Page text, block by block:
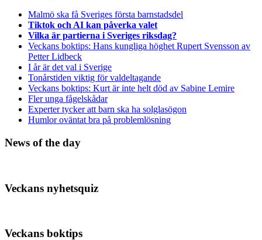
Malmö ska få Sveriges första barnstadsdel
Tiktok och AI kan påverka valet
Vilka är partierna i Sveriges riksdag?
Veckans boktips: Hans kungliga höghet Rupert Svensson av
Petter Lidbeck
I år är det val i Sverige
Tonårstiden viktig för valdeltagande
Veckans boktips: Kurt är inte helt död av Sabine Lemire
Fler unga fågelskådar
Experter tycker att barn ska ha solglasögon
Humlor oväntat bra på problemlösning
News of the day
Veckans nyhetsquiz
Veckans boktips